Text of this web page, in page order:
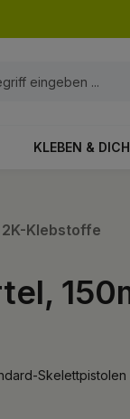
KLEBEN &
Klebstoffe
Skelettpistolen